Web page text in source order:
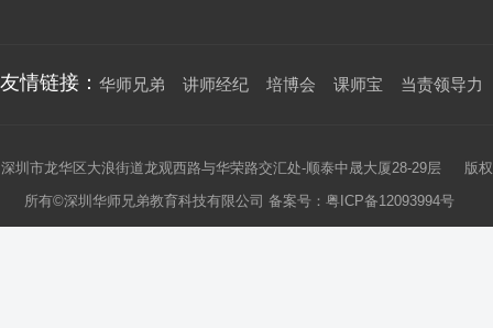
友情链接： 华师兄弟 讲师经纪 培博会 课师宝 当责领导力
深圳市龙华区大浪街道龙观西路与华荣路交汇处-顺泰中晟大厦28-29层 版权
所有©深圳华师兄弟教育科技有限公司 备案号： 粤ICP备12093994号